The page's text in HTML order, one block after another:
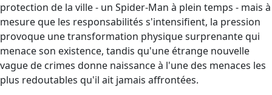
protection de la ville - un Spider-Man à plein temps - mais à
mesure que les responsabilités s'intensifient, la pression
provoque une transformation physique surprenante qui
menace son existence, tandis qu'une étrange nouvelle
vague de crimes donne naissance à l'une des menaces les
plus redoutables qu'il ait jamais affrontées.